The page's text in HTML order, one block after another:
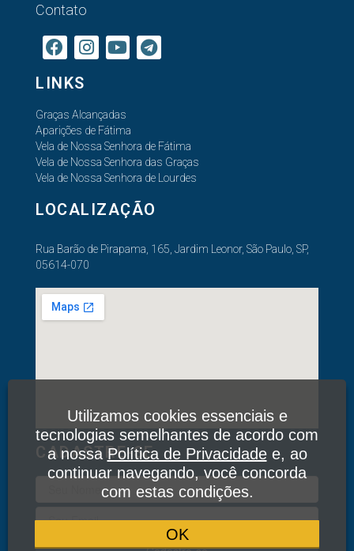
Contato
LINKS
Graças Alcançadas
Aparições de Fátima
Vela de Nossa Senhora de Fátima
Vela de Nossa Senhora das Graças
Vela de Nossa Senhora de Lourdes
LOCALIZAÇÃO
Rua Barão de Pirapama, 165, Jardim Leonor, São Paulo, SP,
05614-070
CADASTRE-SE
Utilizamos cookies essenciais e
tecnologias semelhantes de acordo com
a nossaPolítica de Privacidadee, ao
continuar navegando, você concorda
com estas condições.
OK